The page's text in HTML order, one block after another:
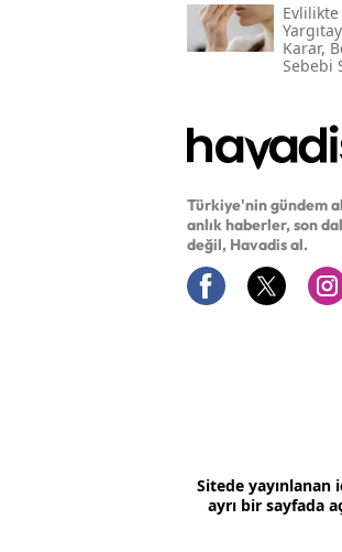
Karar,
Sebebi
Türkiye'nin gündem
anlık haberler, son
değil, Havadis al.
Sitede
ayrı bir sayfada